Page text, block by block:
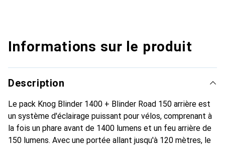
Informations sur le produit
Description
Le pack Knog Blinder 1400 + Blinder Road 150 arrière est
un système d'éclairage puissant pour vélos, comprenant à
la fois un phare avant de 1400 lumens et un feu arrière de
150 lumens. Avec une portée allant jusqu'à 120 mètres, le